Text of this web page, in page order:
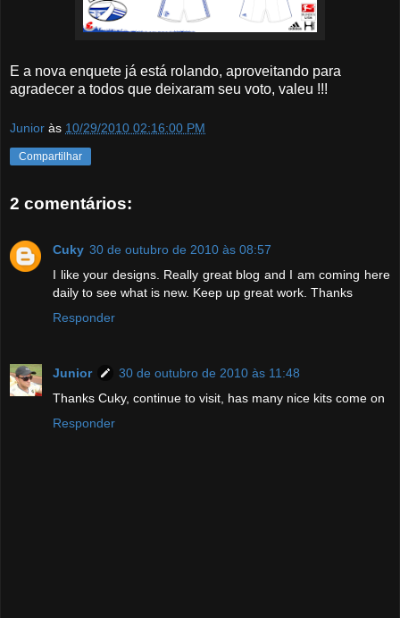
E a nova enquete já está rolando, aproveitando para
agradecer a todos que deixaram seu voto, valeu !!!
Junior às 10/29/2010 02:16:00 PM
Compartilhar
2 comentários:
Cuky 30 de outubro de 2010 às 08:57
I like your designs. Really great blog and I am coming here
daily to see what is new. Keep up great work. Thanks
Responder
Junior
30 de outubro de 2010 às 11:48
Thanks Cuky, continue to visit, has many nice kits come on
Responder